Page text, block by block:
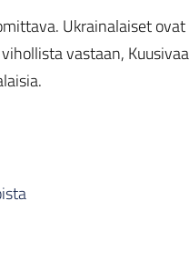
Ukrainalaiset
vastaan,